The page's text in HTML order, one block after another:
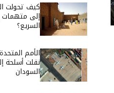
كيف تحولت
إلى متهمات
السريع؟
الأمم
نقلت أسلحة
السودان